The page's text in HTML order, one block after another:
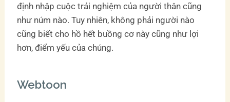
định nhập cuộc trải nghiệm của người thân cũng
như núm nào. Tuy nhiên, không phải người nào
cũng biết cho hồ hết buồng cơ này cũng như lợi
hơn, điểm yếu của chúng.
Webtoon